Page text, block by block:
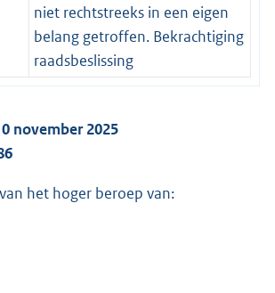
niet rechtstreeks in een eigen
belang getroffen. Bekrachtiging
raadsbeslissing
november 2025
het hoger beroep van: